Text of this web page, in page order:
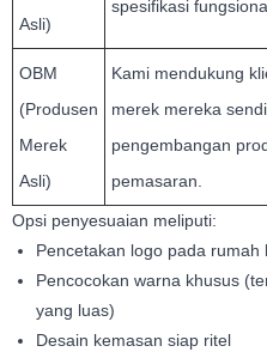
Asli)
spesifikasi
OBM
(Produsen
Merek
Asli)
Kami mendukung
merek mereka
pengembangan
pemasaran.
Opsi penyesuaian meliputi:
Pencetakan logo pada rumah
Pencocokan warna khusus
yang luas)
Desain kemasan siap ritel